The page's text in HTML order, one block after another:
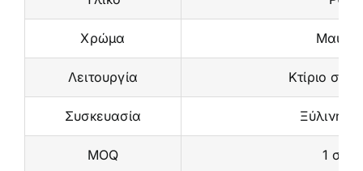
Χρώμα Μαύρο
Λειτουργία Κτίριο
Συσκευασία Ξύλινη
MOQ 1 σετ